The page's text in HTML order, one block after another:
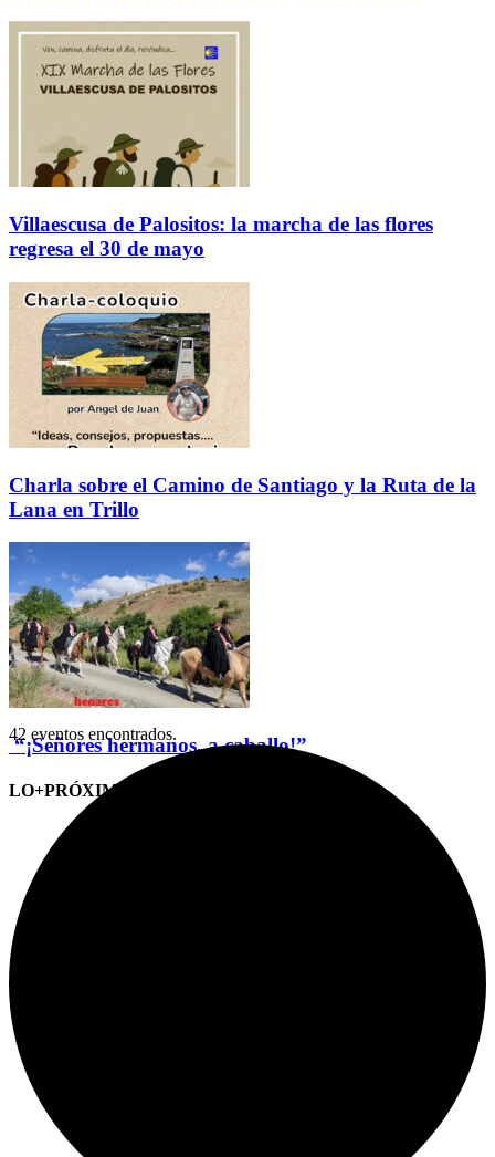
Villaescusa de Palositos: la marcha de las flores
regresa el 30 de mayo
Charla sobre el Camino de Santiago y la Ruta de la
Lana en Trillo
“¡Señores hermanos, a caballo!”
LO+PRÓXIMO (CITAS)
42 eventos encontrados.